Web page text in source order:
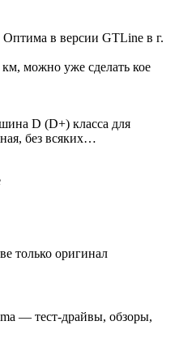
в версии GTLine в г.
можно уже сделать кое
D (D+) класса для
без всяких…
только оригинал
— тест-драйвы, обзоры,